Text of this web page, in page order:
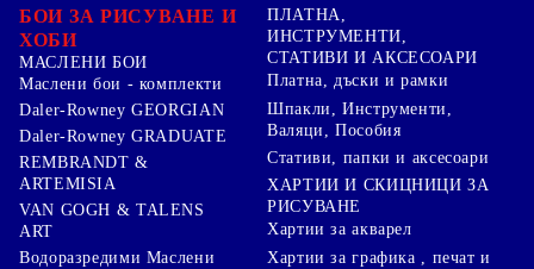
БОИ ЗА РИСУВАНЕ И
ХОБИ
МАСЛЕНИ БОИ
Маслени бои - комплекти
Daler-Rowney GEORGIAN
Daler-Rowney GRADUATE
REMBRANDT &
ARTEMISIA
VAN GOGH & TALENS
ART
Водоразредими Маслени
ПЛАТНА,
ИНСТРУМЕНТИ,
СТАТИВИ И АКСЕСОАРИ
Платна, дъски и рамки
Шпакли, Инструменти,
Валяци, Пособия
Стативи, папки и аксесоари
ХАРТИИ И СКИЦНИЦИ ЗА
РИСУВАНЕ
Хартии за акварел
Хартии за графика , печат и